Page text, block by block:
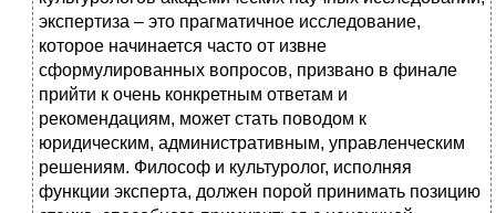
экспертиза – это прагматичное исследование,
которое начинается часто от извне
сформулированных вопросов, призвано в финале
прийти к очень конкретным ответам и
рекомендациям, может стать поводом к
юридическим, административным, управленческим
решениям. Философ и культуролог, исполняя
функции эксперта, должен порой принимать позицию